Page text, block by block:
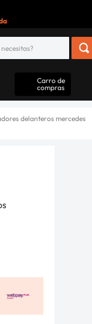
Carro de
compras
delanteros mercedes